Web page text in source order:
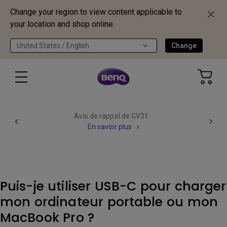
Change your region to view content applicable to
your location and shop online.
United States / English Change
Avis de rappel de GV31
En savoir plus
Puis-je utiliser USB-C pour charger
mon ordinateur portable ou mon
MacBook Pro ?